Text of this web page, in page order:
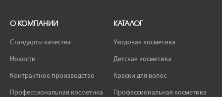
О КОМПАНИИ
Стандарты качества
Новости
Контрактное производство
Профессиональная косметика
КАТАЛОГ
Уходовая косметика
Детская косметика
Краски для волос
Профессиональная косметика